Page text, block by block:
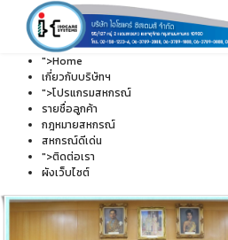
">Home
เกี่ยวกับบริษัทฯ
">โปรแกรมสหกรณ์
รายชื่อลูกค้า
กฎหมายสหกรณ์
สหกรณ์ดีเด่น
">ติดต่อเรา
ผังเว็บไซต์